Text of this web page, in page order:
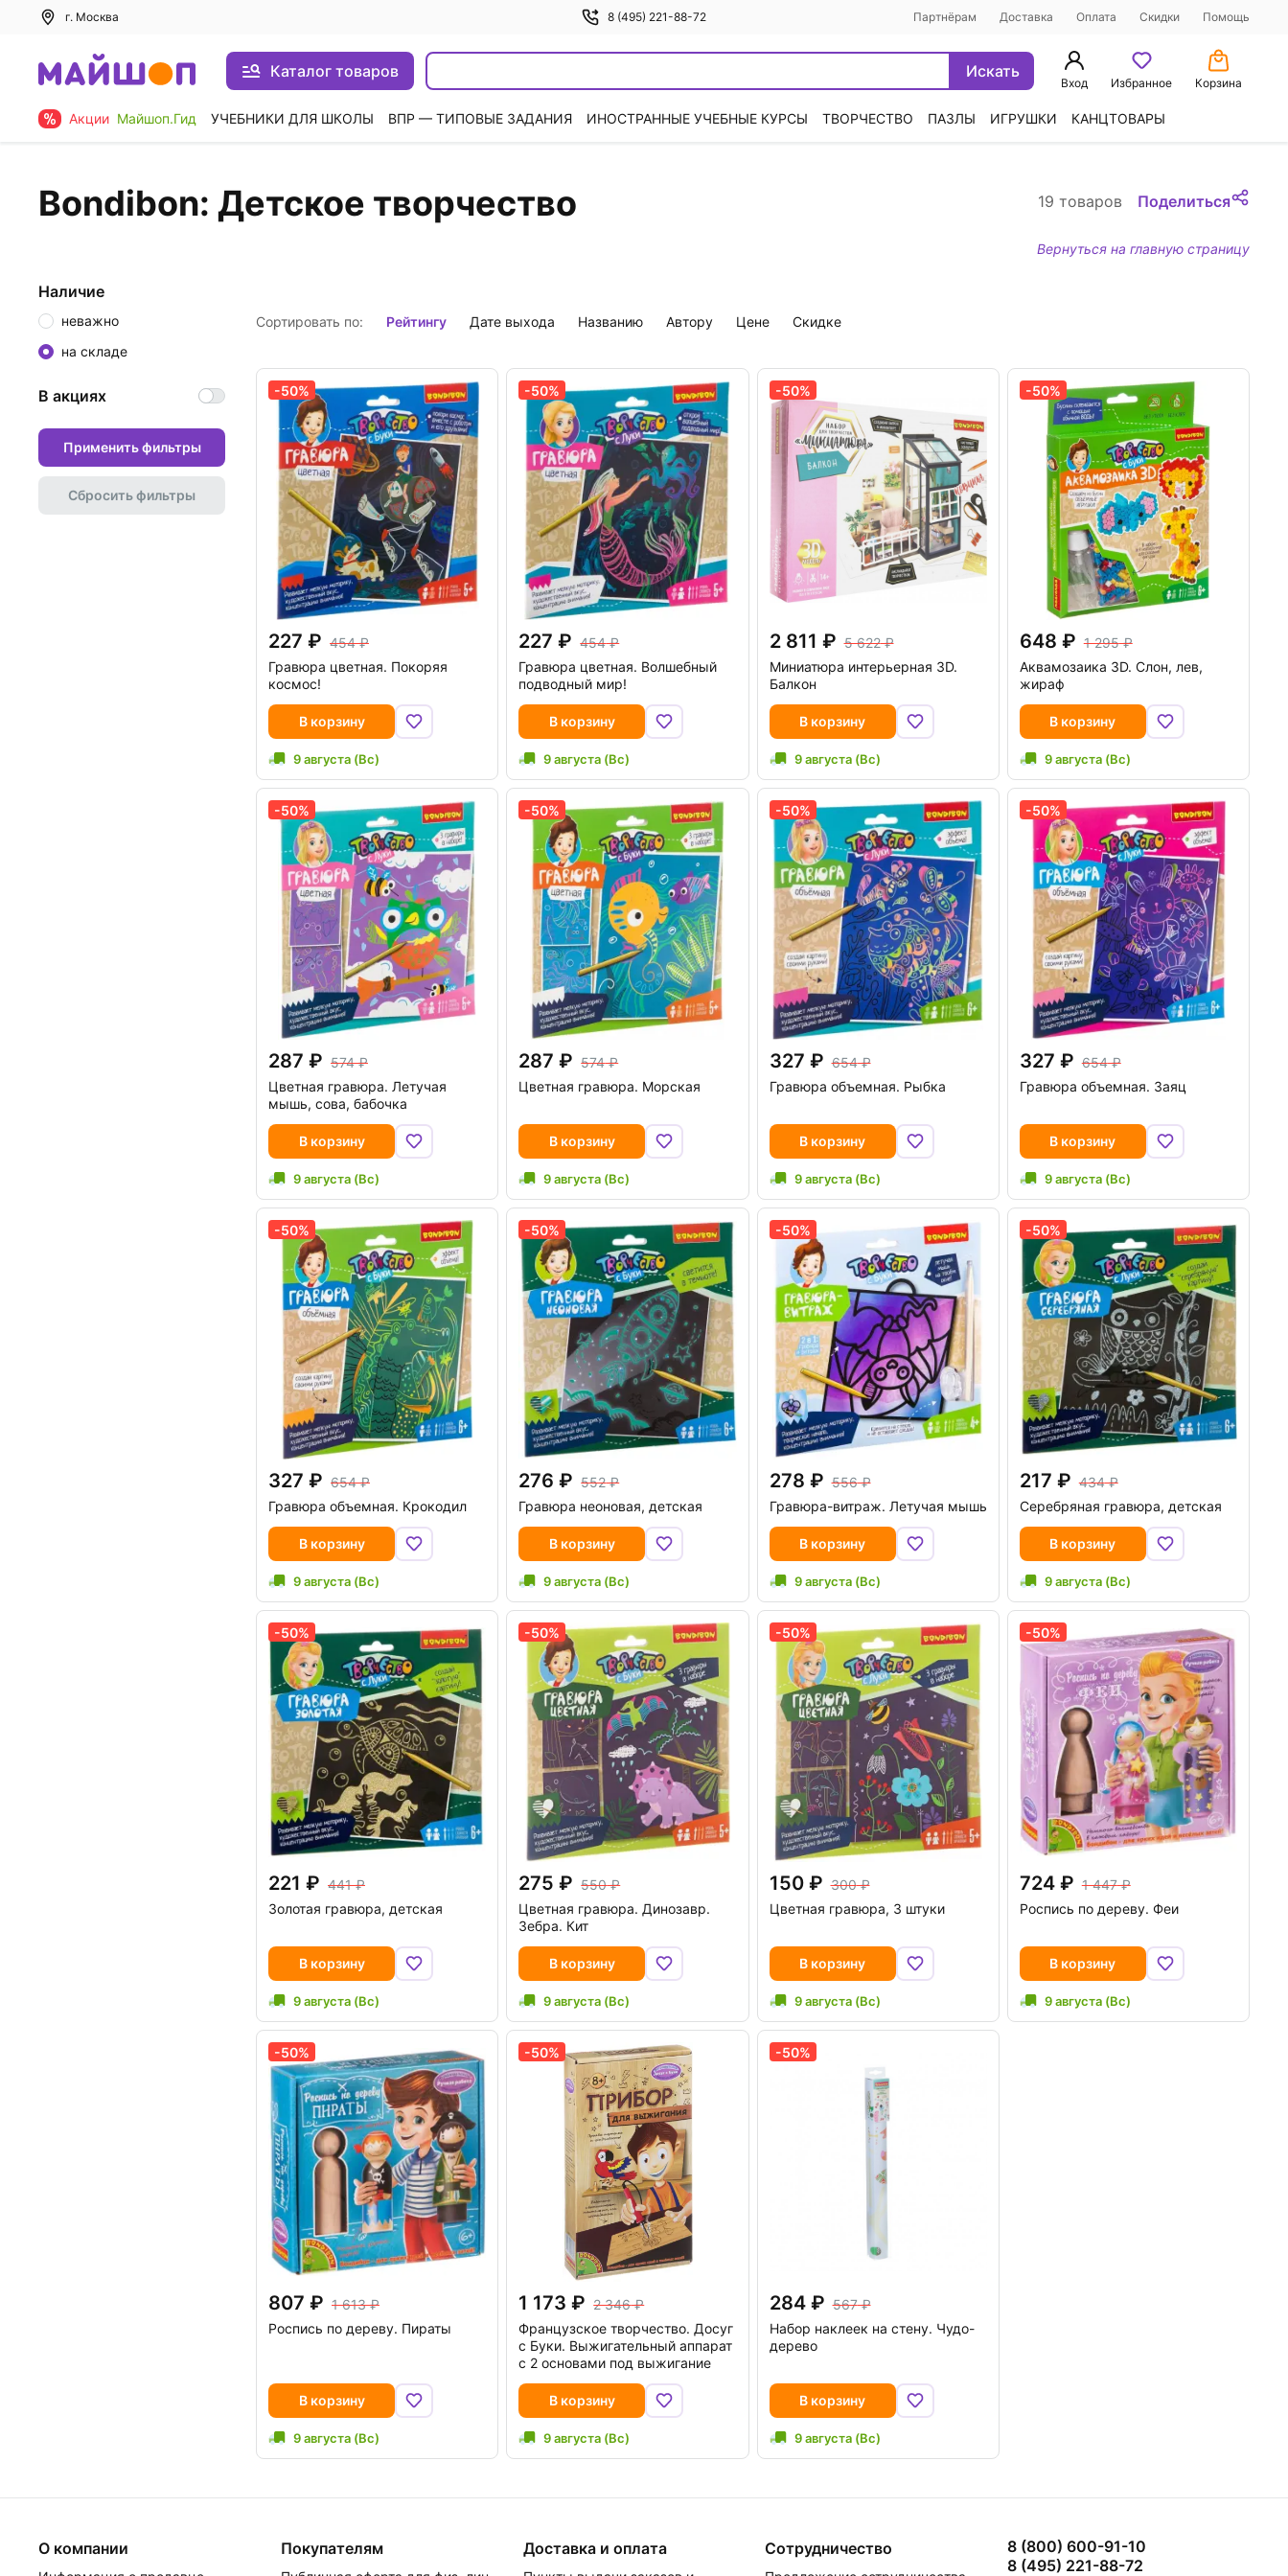
г. Москва 8 (495) 221-88-72 Партнёрам Доставка Оплата Скидки Помощь
Каталог товаров Искать
Вход Избранное Корзина
Акции Майшоп.Гид УЧЕБНИКИ ДЛЯ ШКОЛЫ ВПР — ТИПОВЫЕ ЗАДАНИЯ ИНОСТРАННЫЕ УЧЕБНЫЕ КУРСЫ ТВОРЧЕСТВО ПАЗЛЫ ИГРУШКИ КАНЦТОВАРЫ
Bondibon: Детское творчество 19 товаров Поделиться
Вернуться на главную страницу
Сортировать по: рейтингу дате выхода названию автору цене скидке
-50%
227
454
Гравюра цветная. Покоряя
космос!
В корзину
9 августа (Вс)
-50%
227
454
Гравюра цветная. Волшебный
подводный мир!
В корзину
9 августа (Вс)
-50%
2 811
5 622
Миниатюра интерьерная 3D.
Балкон
В корзину
9 августа (Вс)
-50%
648
1 295
Аквамозаика 3D. Слон, лев,
жираф
В корзину
9 августа (Вс)
-50%
287
574
Цветная гравюра. Летучая
мышь, сова, бабочка
В корзину
9 августа (Вс)
-50%
287
574
Цветная гравюра. Морская
В корзину
9 августа (Вс)
-50%
327
654
Гравюра объемная. Рыбка
В корзину
9 августа (Вс)
-50%
327
654
Гравюра объемная. Заяц
В корзину
9 августа (Вс)
-50%
327
654
Гравюра объемная. Крокодил
В корзину
9 августа (Вс)
-50%
276
552
Гравюра неоновая, детская
В корзину
9 августа (Вс)
-50%
278
556
Гравюра-витраж. Летучая мышь
В корзину
9 августа (Вс)
-50%
217
434
Серебряная гравюра, детская
В корзину
9 августа (Вс)
-50%
221
441
Золотая гравюра, детская
В корзину
9 августа (Вс)
-50%
275
550
Цветная гравюра. Динозавр.
Зебра. Кит
В корзину
9 августа (Вс)
-50%
150
300
Цветная гравюра, 3 штуки
В корзину
9 августа (Вс)
-50%
724
1 447
Роспись по дереву. Феи
В корзину
9 августа (Вс)
-50%
807
1 613
Роспись по дереву. Пираты
В корзину
9 августа (Вс)
-50%
1 173
2 346
Французское творчество. Досуг
с Буки. Выжигательный аппарат
с 2 основами под выжигание
В корзину
9 августа (Вс)
-50%
284
567
Набор наклеек на стену. Чудо-
дерево
В корзину
9 августа (Вс)
Наличие
неважно
на складе
В акциях
Применить фильтры
Сбросить фильтры
О компании Покупателям Доставка и оплата Сотрудничество
8 (800) 600-91-10
8 (495) 221-88-72